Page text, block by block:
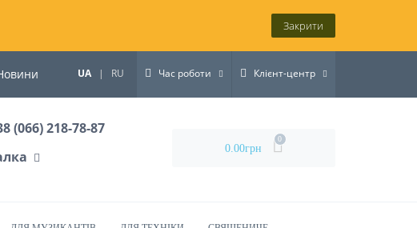
Закрити
UA | RU Час роботи Клієнт-центр
(066) 218-78-87
0.00грн
0